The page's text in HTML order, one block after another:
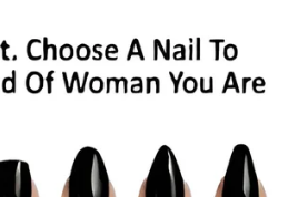
energija planeta postaje još
Bikove upravo tada može se
određene stvari.